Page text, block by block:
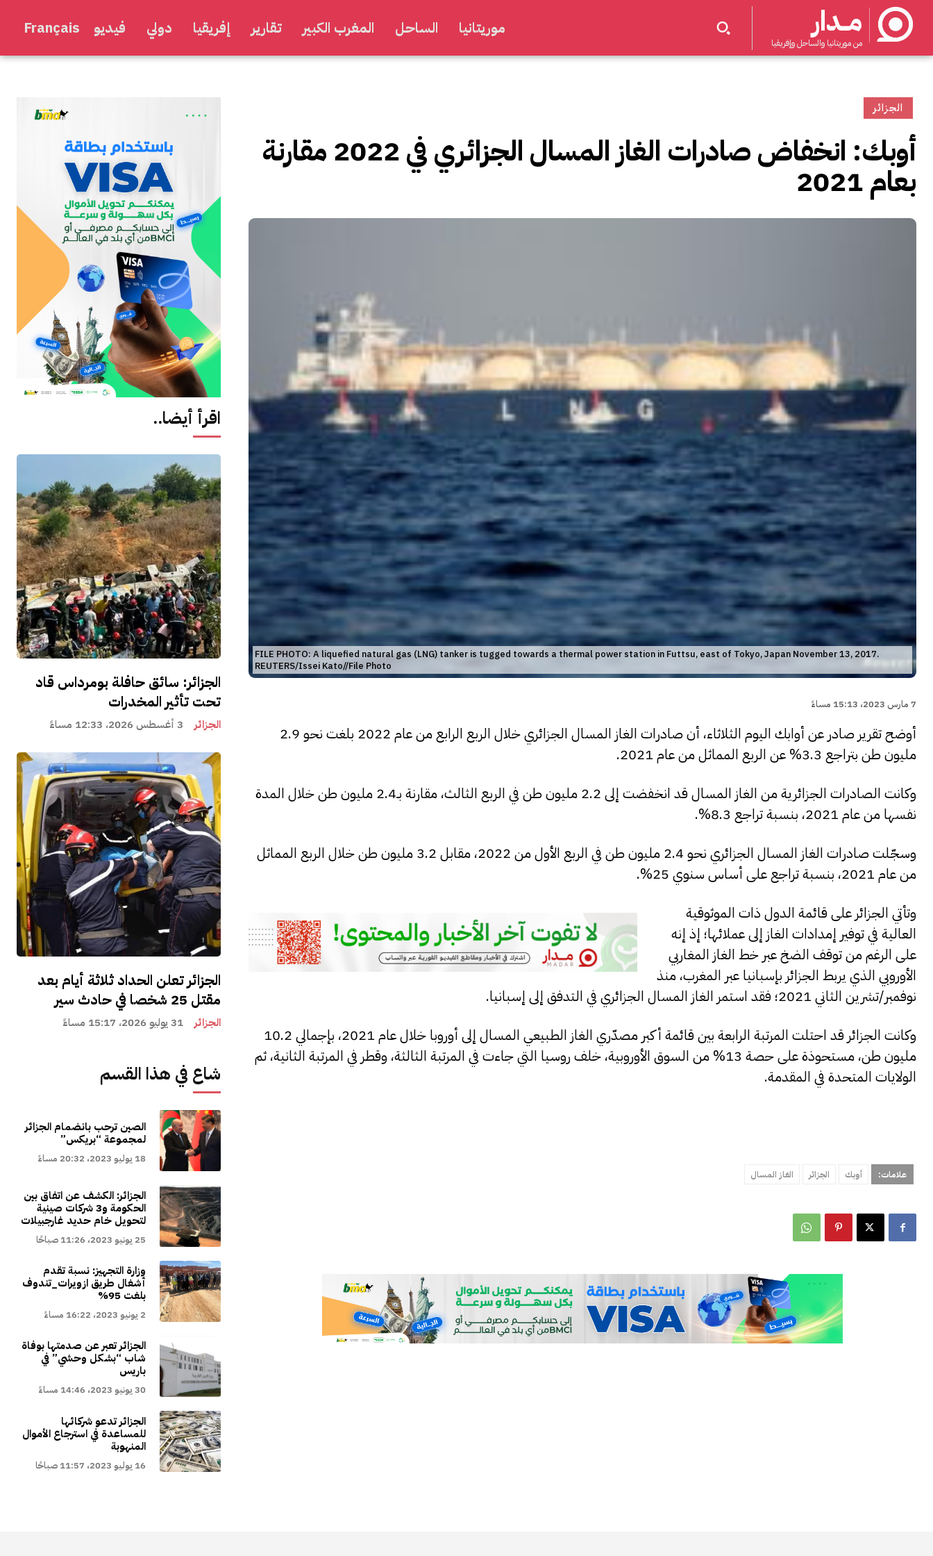
مــدار
من موريتانيا والساحل وإفريقيا
موريتانيا الساحل المغرب الكبير تقارير إفريقيا دولي فيديو Français
اقرأ أيضا..
الجزائر: سائق حافلة بومرداس قاد
تحت تأثير المخدرات
الجزائر 3 أغسطس 2026، 12:33 مساءً
الجزائر تعلن الحداد ثلاثة أيام بعد
مقتل 25 شخصا في حادث سير
الجزائر 31 يوليو 2026، 15:17 مساءً
شاع في هذا القسم
الصين ترحب بانضمام الجزائر
لمجموعة “بريكس”
18 يوليو 2023، 20:32 مساءً
الجزائر: الكشف عن اتفاق بين
الحكومة و3 شركات صينية
لتحويل خام حديد غارجبيلات
25 يونيو 2023، 11:26 صباحًا
وزارة التجهيز: نسبة تقدم
أشغال طريق ازويرات_تندوف
بلغت 95%
2 يونيو 2023، 16:22 مساءً
الجزائر تعبر عن صدمتها بوفاة
شاب “بشكل وحشي” في
باريس
30 يونيو 2023، 14:46 مساءً
الجزائر تدعو شركائها
للمساعدة في استرجاع الأموال
المنهوبة
16 يوليو 2023، 11:57 صباحًا
الجزائر
أوبك: انخفاض صادرات الغاز المسال الجزائري في 2022 مقارنة
بعام 2021
FILE PHOTO: A liquefied natural gas (LNG) tanker is tugged towards a thermal power station in Futtsu, east of Tokyo, Japan November 13, 2017.
REUTERS/Issei Kato//File Photo
7 مارس 2023، 15:13 مساءً
أوضح تقرير صادر عن أوابك اليوم الثلاثاء، أن صادرات الغاز المسال الجزائري خلال الربع الرابع من عام 2022 بلغت نحو 2.9
مليون طن بتراجع 3.3% عن الربع المماثل من عام 2021.
وكانت الصادرات الجزائرية من الغاز المسال قد انخفضت إلى 2.2 مليون طن في الربع الثالث، مقارنة بـ2.4 مليون طن خلال المدة
نفسها من عام 2021، بنسبة تراجع 8.3%.
وسجّلت صادرات الغاز المسال الجزائري نحو 2.4 مليون طن في الربع الأول من 2022، مقابل 3.2 مليون طن خلال الربع المماثل
من عام 2021، بنسبة تراجع على أساس سنوي 25%.
وتأتي الجزائر على قائمة الدول ذات الموثوقية
العالية في توفير إمدادات الغاز إلى عملائها؛ إذ إنه
على الرغم من توقف الضخ عبر خط الغاز المغاربي
الأوروبي الذي يربط الجزائر بإسبانيا عبر المغرب، منذ
نوفمبر/تشرين الثاني 2021؛ فقد استمر الغاز المسال الجزائري في التدفق إلى إسبانيا.
وكانت الجزائر قد احتلت المرتبة الرابعة بين قائمة أكبر مصدّري الغاز الطبيعي المسال إلى أوروبا خلال عام 2021، بإجمالي 10.2
مليون طن، مستحوذة على حصة 13% من السوق الأوروبية، خلف روسيا التي جاءت في المرتبة الثالثة، وقطر في المرتبة الثانية، ثم
الولايات المتحدة في المقدمة.
علامات: أوبك الجزائر الغاز المسال